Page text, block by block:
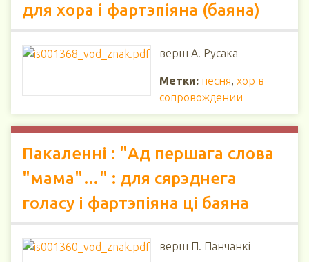
для хора і фартэпіяна (баяна)
верш А. Русака
Метки: песня, хор в
сопровождении
Пакаленні : "Ад першага слова
"мама"…" : для сярэднега
голасу і фартэпіяна ці баяна
верш П. Панчанкі